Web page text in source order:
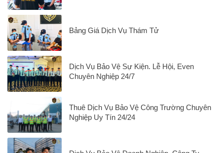
Bảng Giá Dịch Vụ Thám Tử
Dịch Vụ Bảo Vệ Sự Kiện. Lễ Hội, Even
Chuyên Nghiệp 24/7
Thuê Dịch Vụ Bảo Vệ Công Trường Chuyên
Nghiệp Uy Tín 24/24